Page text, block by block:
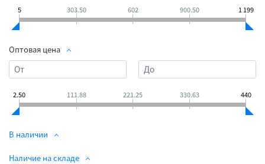
5 303.50 602 900.50 1 199
Оптовая цена
2.50 111.88 221.25 330.63 440
В наличии
Наличие на складе